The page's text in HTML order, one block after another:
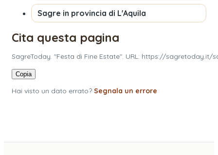
Sagre in provincia di L'Aquila
Cita questa pagina
SagreToday. "Festa di Fine Estate". URL: https://
Copia
Hai visto un dato errato? Segnala un errore